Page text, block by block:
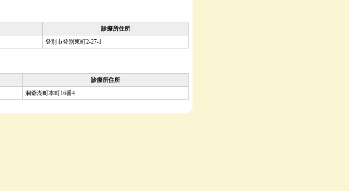
診療所住所
登別市登別東町2-27-1
診療所住所
洞爺湖町本町16番4